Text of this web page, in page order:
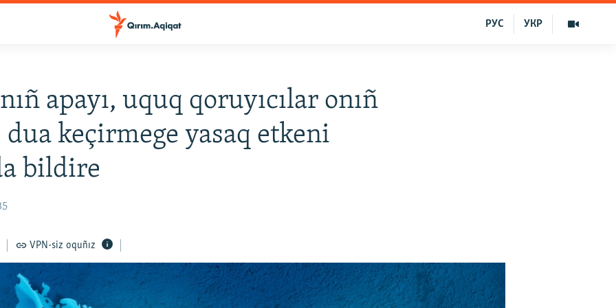
УКР
РУС
apayı, uquq qoruyıcılar onıñ
keçirmege yasaq etkeni
bildire
VPN-siz oquñız